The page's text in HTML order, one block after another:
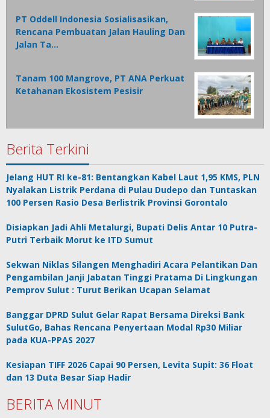
PT Oddell Indonesia Sosialisasikan,
Rencana Pembuatan Jalan Hauling Dan
Jalan Ta…
Tanam 100 Mangrove, PT ANA Perkuat
Ketahanan Ekosistem Pesisir
Berita Terkini
Jelang HUT RI ke-81: Bentangkan Kabel Laut 1,95 KMS, PLN
Nyalakan Listrik Perdana di Pulau Dudepo dan Tuntaskan
100 Persen Rasio Desa Berlistrik Provinsi Gorontalo
Disiapkan Jadi Ahli Metalurgi, Bupati Delis Antar 10 Putra-
Putri Terbaik Morut ke ITD Sumut
Sekwan Niklas Silangen Menghadiri Acara Pelantikan Dan
Pengambilan Janji Jabatan Tinggi Pratama Di Lingkungan
Pemprov Sulut : Turut Berikan Ucapan Selamat
Banggar DPRD Sulut Gelar Rapat Bersama Direksi Bank
SulutGo, Bahas Rencana Penyertaan Modal Rp30 Miliar
pada KUA-PPAS 2027
Kesiapan TIFF 2026 Capai 90 Persen, Levita Supit: 36 Float
dan 13 Duta Besar Siap Hadir
BERITA MINUT